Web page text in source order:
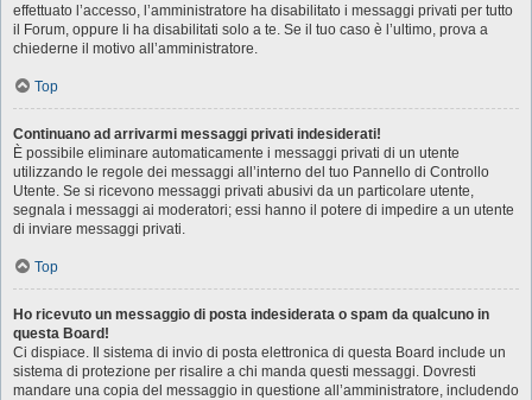
effettuato l’accesso, l’amministratore ha disabilitato i messaggi privati per tutto
il Forum, oppure li ha disabilitati solo a te. Se il tuo caso è l’ultimo, prova a
chiederne il motivo all’amministratore.
Top
Continuano ad arrivarmi messaggi privati indesiderati!
È possibile eliminare automaticamente i messaggi privati ​​di un utente
utilizzando le regole dei messaggi all’interno del tuo Pannello di Controllo
Utente. Se si ricevono messaggi privati ​​abusivi da un particolare utente,
segnala i messaggi ai moderatori; essi hanno il potere di impedire a un utente
di inviare messaggi privati​​.
Top
Ho ricevuto un messaggio di posta indesiderata o spam da qualcuno in
questa Board!
Ci dispiace. Il sistema di invio di posta elettronica di questa Board include un
sistema di protezione per risalire a chi manda questi messaggi. Dovresti
mandare una copia del messaggio in questione all’amministratore, includendo